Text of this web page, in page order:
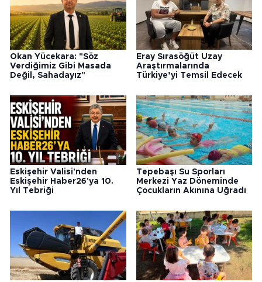
Okan Yücekara: "Söz
Verdiğimiz Gibi Masada
Değil, Sahadayız"
Eray Sırasöğüt Uzay
Araştırmalarında
Türkiye’yi Temsil Edecek
Eskişehir Valisi'nden
Eskişehir Haber26'ya 10.
Yıl Tebriği
Tepebaşı Su Sporları
Merkezi Yaz Döneminde
Çocukların Akınına Uğradı